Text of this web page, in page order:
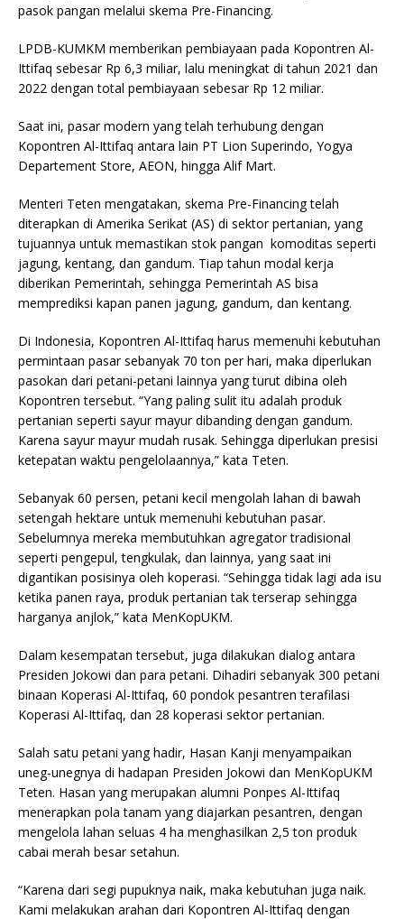
pasok pangan melalui skema Pre-Financing.
LPDB-KUMKM memberikan pembiayaan pada Kopontren Al-
Ittifaq sebesar Rp 6,3 miliar, lalu meningkat di tahun 2021 dan
2022 dengan total pembiayaan sebesar Rp 12 miliar.
Saat ini, pasar modern yang telah terhubung dengan
Kopontren Al-Ittifaq antara lain PT Lion Superindo, Yogya
Departement Store, AEON, hingga Alif Mart.
Menteri Teten mengatakan, skema Pre-Financing telah
diterapkan di Amerika Serikat (AS) di sektor pertanian, yang
tujuannya untuk memastikan stok pangan komoditas seperti
jagung, kentang, dan gandum. Tiap tahun modal kerja
diberikan Pemerintah, sehingga Pemerintah AS bisa
memprediksi kapan panen jagung, gandum, dan kentang.
Di Indonesia, Kopontren Al-Ittifaq harus memenuhi kebutuhan
permintaan pasar sebanyak 70 ton per hari, maka diperlukan
pasokan dari petani-petani lainnya yang turut dibina oleh
Kopontren tersebut. “Yang paling sulit itu adalah produk
pertanian seperti sayur mayur dibanding dengan gandum.
Karena sayur mayur mudah rusak. Sehingga diperlukan presisi
ketepatan waktu pengelolaannya,” kata Teten.
Sebanyak 60 persen, petani kecil mengolah lahan di bawah
setengah hektare untuk memenuhi kebutuhan pasar.
Sebelumnya mereka membutuhkan agregator tradisional
seperti pengepul, tengkulak, dan lainnya, yang saat ini
digantikan posisinya oleh koperasi. “Sehingga tidak lagi ada isu
ketika panen raya, produk pertanian tak terserap sehingga
harganya anjlok,” kata MenKopUKM.
Dalam kesempatan tersebut, juga dilakukan dialog antara
Presiden Jokowi dan para petani. Dihadiri sebanyak 300 petani
binaan Koperasi Al-Ittifaq, 60 pondok pesantren terafilasi
Koperasi Al-Ittifaq, dan 28 koperasi sektor pertanian.
Salah satu petani yang hadir, Hasan Kanji menyampaikan
uneg-unegnya di hadapan Presiden Jokowi dan MenKopUKM
Teten. Hasan yang merupakan alumni Ponpes Al-Ittifaq
menerapkan pola tanam yang diajarkan pesantren, dengan
mengelola lahan seluas 4 ha menghasilkan 2,5 ton produk
cabai merah besar setahun.
“Karena dari segi pupuknya naik, maka kebutuhan juga naik.
Kami melakukan arahan dari Kopontren Al-Ittifaq dengan